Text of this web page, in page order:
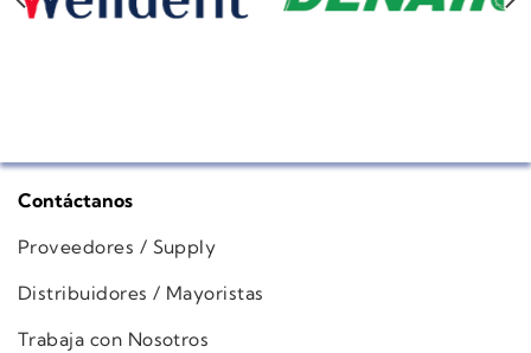
Contáctanos
Proveedores / Supply
Distribuidores / Mayoristas
Trabaja con Nosotros